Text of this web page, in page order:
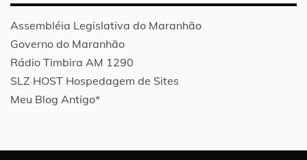
Assembléia Legislativa do Maranhão
Governo do Maranhão
Rádio Timbira AM 1290
SLZ HOST Hospedagem de Sites
Meu Blog Antigo*